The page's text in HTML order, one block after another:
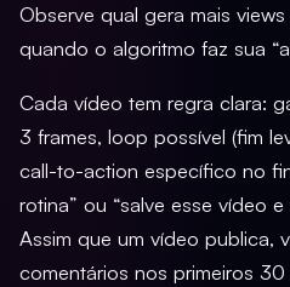
Observe qual gera mais
quando o algoritmo faz sua
Cada vídeo tem regra clara:
3 frames, loop possível (fim
call-to-action específico no
rotina” ou “salve esse vídeo
Assim que um vídeo publica,
comentários nos primeiros